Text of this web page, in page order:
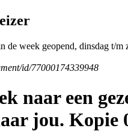
de week geopend, dinsdag t/
naar een
jou. Kopie